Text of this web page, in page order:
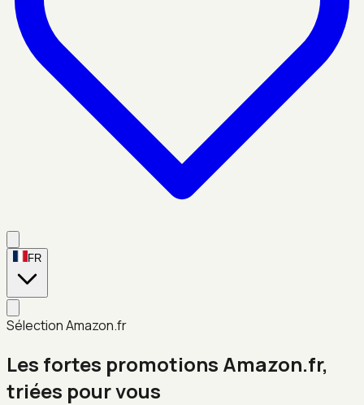
FR
Sélection Amazon.fr
Les fortes promotions Amazon.fr,
triées pour vous